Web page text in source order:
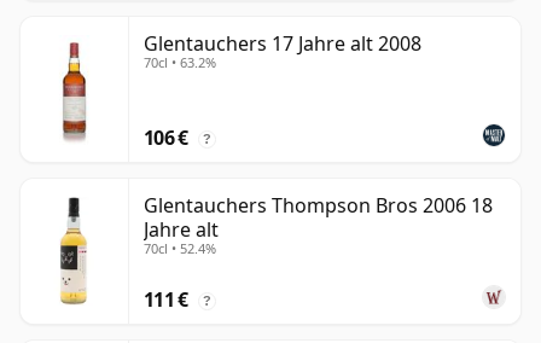
Glentauchers 17 Jahre alt 2008
70cl • 63.2%
106 € ?
Glentauchers Thompson Bros 2006 18
Jahre alt
70cl • 52.4%
111 € ?